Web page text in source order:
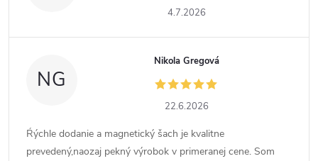
4.7.2026
NG
Nikola Gregová
22.6.2026
Ŕýchle dodanie a magnetický šach je kvalitne
prevedený,naozaj pekný výrobok v primeranej cene. Som